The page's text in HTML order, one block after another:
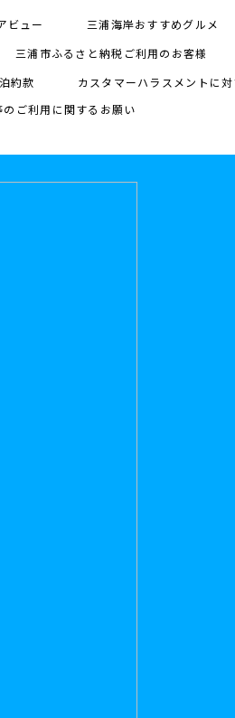
ビュー 三浦海岸おすすめグルメ
三浦市ふるさと納税ご利用のお客様
約款
カスタマーハラスメントに
ご利用に関するお願い